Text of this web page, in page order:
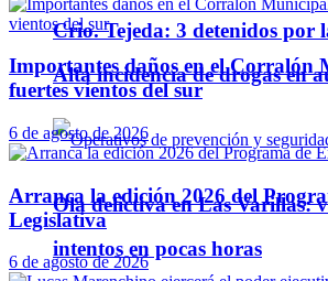
Crio. Tejeda: 3 detenidos por
Alta incidencia de drogas en
Ola delictiva en Las Varillas:
intentos en pocas horas
Importantes daños en el Corralón
fuertes vientos del sur
6 de agosto de 2026
Arranca la edición 2026 del
Legislativa
6 de agosto de 2026